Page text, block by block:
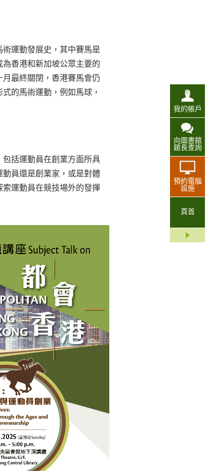
我的帳戶
向圖書館
館長查詢
預約電腦
設施
頁首
運動發展史，其中賽馬是
香港和新加坡公眾主要的
最終關閉，香港賽馬會仍
的馬術運動，例如馬球，
括運動員在創業方面所具
員還是創業家，或是對體
運動員在競技場外的發揮